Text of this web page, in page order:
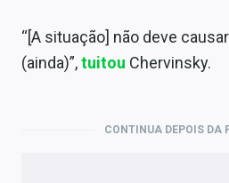
“[A situação] não deve
(ainda)”,tuitou Chervinsky.
CONTINUA DEPOIS DA